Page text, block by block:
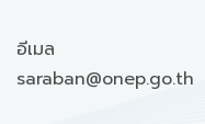
อีเมล
saraban@onep.go.th